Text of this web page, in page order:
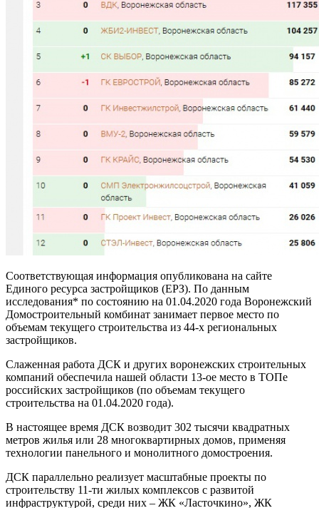
Соответствующая информация опубликована на сайте
Единого ресурса застройщиков (ЕРЗ). По данным
исследования* по состоянию на 01.04.2020 года Воронежский
Домостроительный комбинат занимает первое место по
объемам текущего строительства из 44-х региональных
застройщиков.
Слаженная работа ДСК и других воронежских строительных
компаний обеспечила нашей области 13-ое место в ТОПе
российских застройщиков (по объемам текущего
строительства на 01.04.2020 года).
В настоящее время ДСК возводит 302 тысячи квадратных
метров жилья или 28 многоквартирных домов, применяя
технологии панельного и монолитного домостроения.
ДСК параллельно реализует масштабные проекты по
строительству 11-ти жилых комплексов с развитой
инфраструктурой, среди них – ЖК «Ласточкино», ЖК